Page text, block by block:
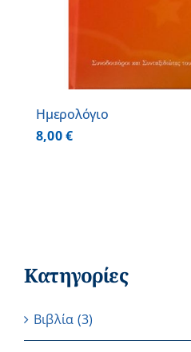
Ημερολόγιο
8,00€
Κατηγορίες
Βιβλία (3)